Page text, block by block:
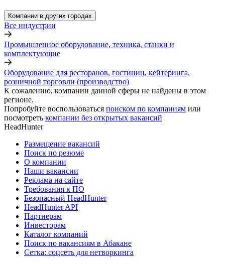
Компании в других городах
Все индустрии
Промышленное оборудование, техника, станки и
комплектующие
Оборудование для ресторанов, гостиниц, кейтеринга,
розничной торговли (производство)
К сожалению, компании данной сферы не найдены в этом
регионе.
Попробуйте воспользоваться поиском по компаниям или
посмотреть компании без открытых вакансий
HeadHunter
Размещение вакансий
Поиск по резюме
О компании
Наши вакансии
Реклама на сайте
Требования к ПО
Безопасный HeadHunter
HeadHunter API
Партнерам
Инвесторам
Каталог компаний
Поиск по вакансиям в Абакане
Сетка: соцсеть для нетворкинга